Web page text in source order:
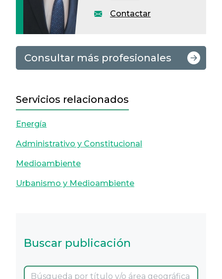
Contactar
Consultar más profesionales
Servicios relacionados
Energía
Administrativo y Constitucional
Medioambiente
Urbanismo y Medioambiente
Buscar publicación